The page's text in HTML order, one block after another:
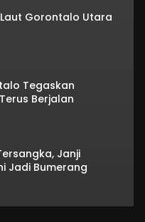
Gorontalo Utara
Tegaskan
Berjalan
Janji
Jadi Bumerang